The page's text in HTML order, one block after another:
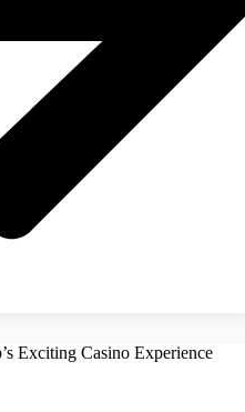
Exciting Casino Experience